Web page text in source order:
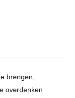
brengen,
overdenken